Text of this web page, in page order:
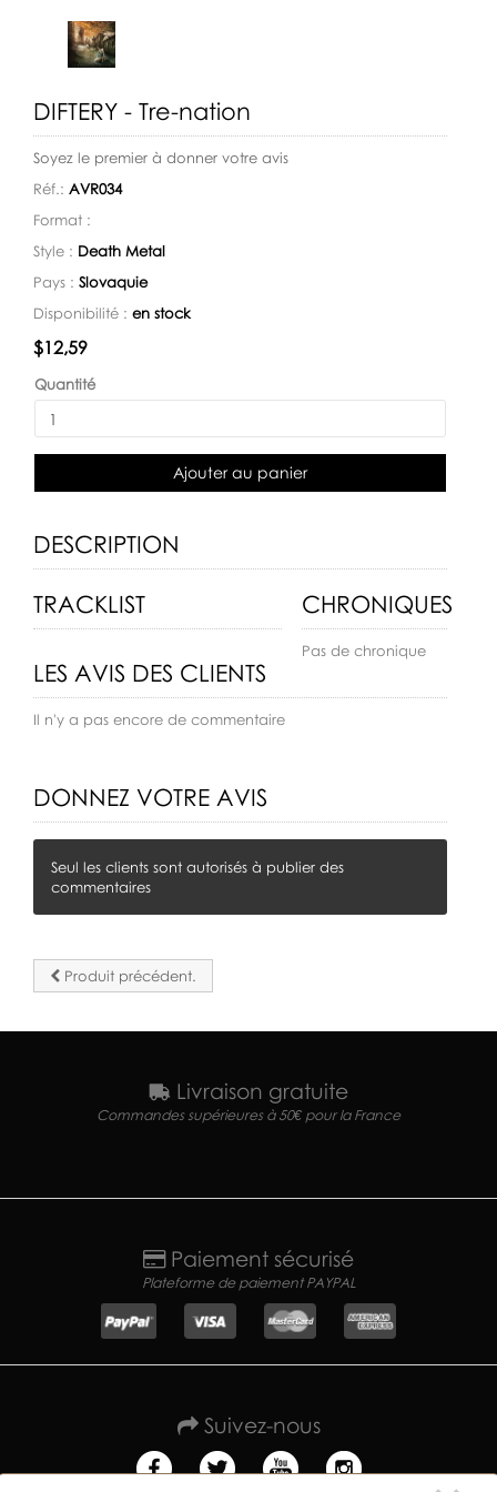
DIFTERY - Tre-nation
Soyez le premier à donner votre avis
Réf.: AVR034
Format :
Style : Death Metal
Pays : Slovaquie
Disponibilité : en stock
Disponibilité:
$12,59
Quantité
Ajouter au panier
DESCRIPTION
TRACKLIST CHRONIQUES
Pas de chronique
LES AVIS DES CLIENTS
Il n'y a pas encore de commentaire
DONNEZ VOTRE AVIS
Seul les clients sont autorisés à publier des
commentaires
Produit précédent.
Livraison gratuite
Commandes supérieures à 50€ pour la France
Paiement sécurisé
Plateforme de paiement PAYPAL
Suivez-nous